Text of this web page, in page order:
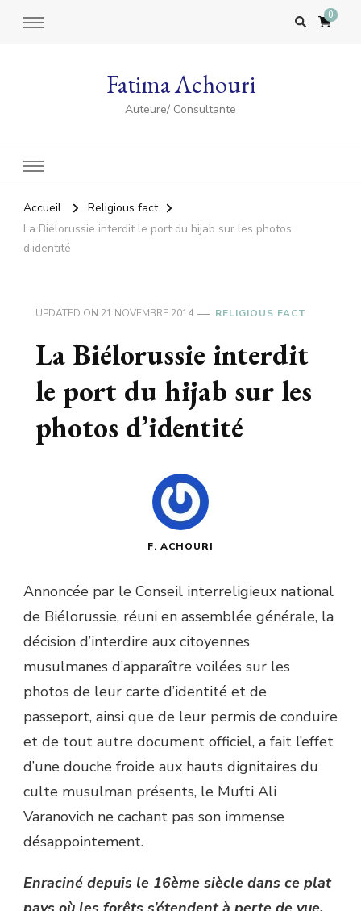
0
Fatima Achouri
Auteure/ Consultante
Accueil
Religious fact
La Biélorussie interdit le port du hijab sur les photos
d’identité
UPDATED ON 21 NOVEMBRE 2014 RELIGIOUS FACT
La Biélorussie interdit
le port du hijab sur les
photos d’identité
F. ACHOURI
Annoncée par le Conseil interreligieux national
de Biélorussie, réuni en assemblée générale, la
décision d’interdire aux citoyennes
musulmanes d’apparaître voilées sur les
photos de leur carte d’identité et de
passeport, ainsi que de leur permis de conduire
et de tout autre document officiel, a fait l’effet
d’une douche froide aux hauts dignitaires du
culte musulman présents, le Mufti Ali
Varanovich ne cachant pas son immense
désappointement.
Enraciné depuis le 16ème siècle dans ce plat